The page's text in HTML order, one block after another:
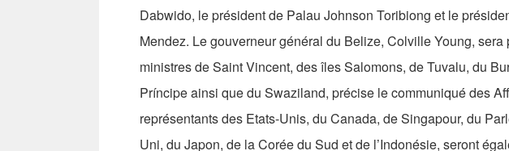
Dabwido, le président de Palau Johnson Toribiong et le
Mendez. Le gouverneur général du Belize, Colville Young,
ministres de Saint Vincent, des îles Salomons, de Tuvalu, du
Príncipe ainsi que du Swaziland, précise le communiqué des
représentants des Etats-Unis, du Canada, de Singapour, du
Uni, du Japon, de la Corée du Sud et de l’Indonésie, seront